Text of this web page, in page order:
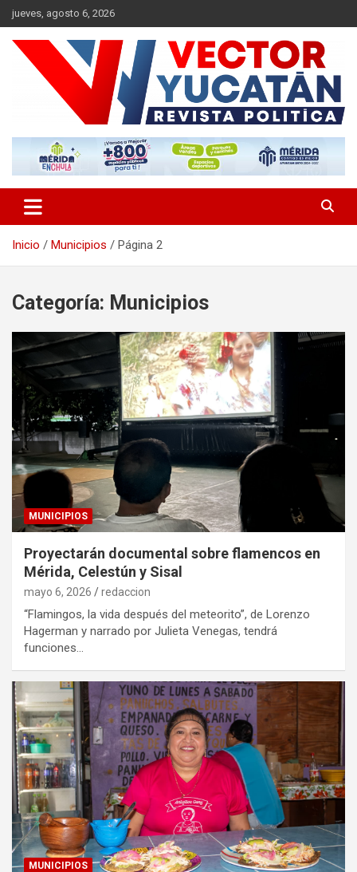
Saltar
al
contenido
jueves, agosto 6, 2026
Vector Yucatán
Inicio Municipios Página 2
Categoría: Municipios
MUNICIPIOS
Proyectarán documental sobre flamencos en
Mérida, Celestún y Sisal
mayo 6, 2026 redaccion
“Flamingos, la vida después del meteorito”, de Lorenzo
Hagerman y narrado por Julieta Venegas, tendrá
funciones…
MUNICIPIOS